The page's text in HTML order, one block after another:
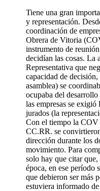
Tiene una gran
y representación.
coordinación de
Obrera de Vitoria
instrumento de
decidían las cosas. La
Representativa que
capacidad de
asamblea) se
ocupaba del
las empresas se
jurados (la
Con el tiempo la
CC.RR. se
dirección durante los
movimiento. Para
solo hay que citar
época, en ese período
que debieron ser más
estuviera informado